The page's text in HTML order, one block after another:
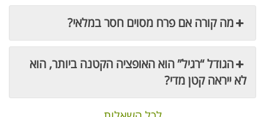
מה קורה אם פרח מסוים חסר במלאי?
הגודל “רגיל” הוא האופציה הקטנה ביותר, הוא
לא ייראה קטן מדי?